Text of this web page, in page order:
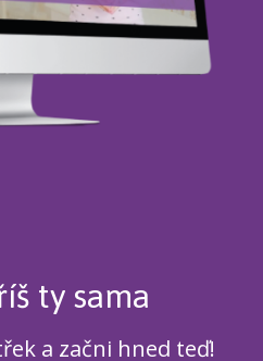
ty sama
a začni hned teď!